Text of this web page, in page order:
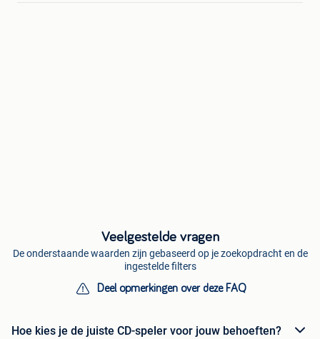
Veelgestelde vragen
De onderstaande waarden zijn gebaseerd op je zoekopdracht en de
ingestelde filters
Deel opmerkingen over deze FAQ
Hoe kies je de juiste CD-speler voor jouw behoeften?